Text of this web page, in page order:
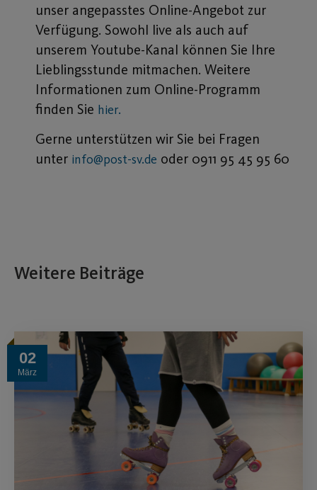
unser angepasstes Online-Angebot zur
Verfügung. Sowohl live als auch auf
unserem Youtube-Kanal können Sie Ihre
Lieblingsstunde mitmachen. Weitere
Informationen zum Online-Programm
finden Sie hier.
Gerne unterstützen wir Sie bei Fragen
unter info@post-sv.de oder 0911 95 45 95 60
Weitere Beiträge
02
März